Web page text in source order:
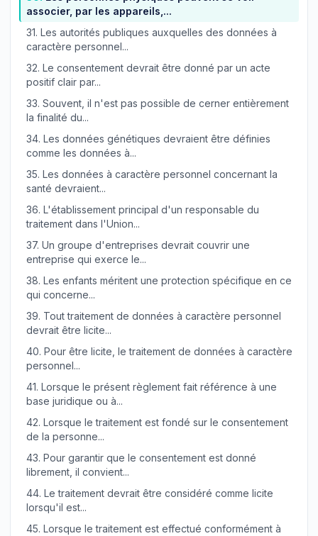
associer, par les appareils,...
31. Les autorités publiques auxquelles des données à
caractère personnel...
32. Le consentement devrait être donné par un acte
positif clair par...
33. Souvent, il n'est pas possible de cerner entièrement
la finalité du...
34. Les données génétiques devraient être définies
comme les données à...
35. Les données à caractère personnel concernant la
santé devraient...
36. L'établissement principal d'un responsable du
traitement dans l'Union...
37. Un groupe d'entreprises devrait couvrir une
entreprise qui exerce le...
38. Les enfants méritent une protection spécifique en ce
qui concerne...
39. Tout traitement de données à caractère personnel
devrait être licite...
40. Pour être licite, le traitement de données à caractère
personnel...
41. Lorsque le présent règlement fait référence à une
base juridique ou à...
42. Lorsque le traitement est fondé sur le consentement
de la personne...
43. Pour garantir que le consentement est donné
librement, il convient...
44. Le traitement devrait être considéré comme licite
lorsqu'il est...
45. Lorsque le traitement est effectué conformément à